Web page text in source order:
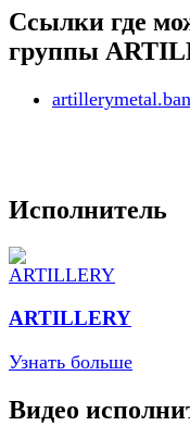
Ссылки где
группы
Исполнитель
ARTILLERY
Узнать больше
Видео